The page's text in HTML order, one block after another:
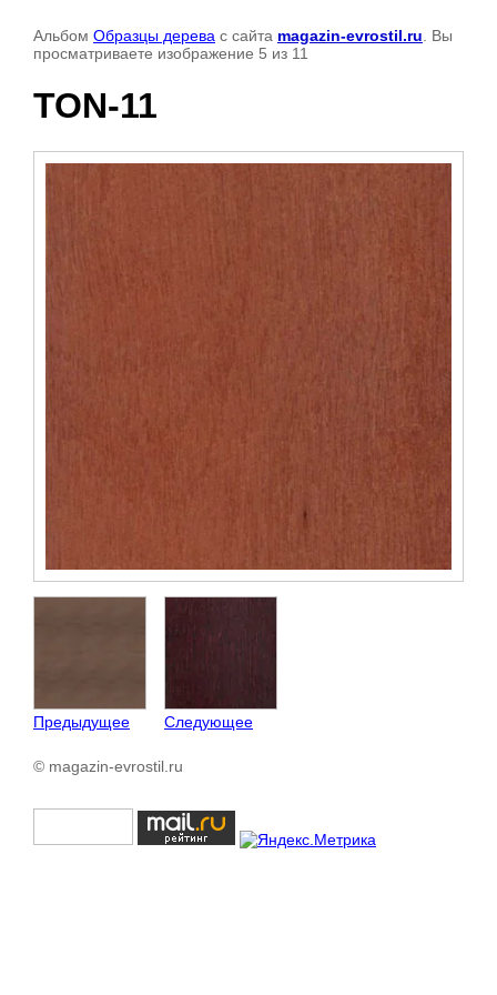
Альбом Образцы дерева с сайта magazin-evrostil.ru . Вы
просматриваете изображение 5 из 11
TON-11
Предыдущее Следующее
© magazin-evrostil.ru